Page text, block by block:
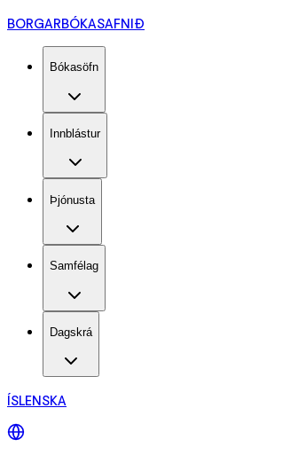
BORGARBÓKASAFNIÐ
Bókasöfn
Innblástur
Þjónusta
Samfélag
Dagskrá
ÍSLENSKA